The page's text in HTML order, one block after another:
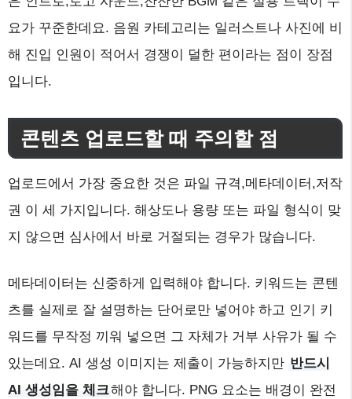
요가 꾸준한데요. 음원 카테고리는 일러스트나 사진에 비
해 진입 인원이 적어서 경쟁이 덜한 편이라는 점이 장점
입니다.
콘텐츠 업로드할 때 주의할 점
업로드에서 가장 중요한 것은 파일 규격,메타데이터,저작
권 이 세 가지입니다. 해상도나 용량 또는 파일 형식이 맞
지 않으면 심사에서 바로 거절되는 경우가 많습니다.
메타데이터는 신중하게 입력해야 합니다. 키워드는 콘텐
츠를 실제로 잘 설명하는 단어로만 넣어야 하고 인기 키
워드를 무작정 끼워 넣으면 그 자체가 거부 사유가 될 수
있는데요. AI 생성 이미지는 제출이 가능하지만 반드시
AI 생성임을 체크해야 합니다. PNG 요소는 배경이 완전